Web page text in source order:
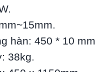
hàn: 450 * 10
38kg.